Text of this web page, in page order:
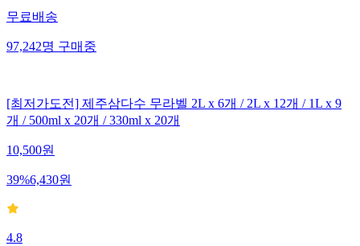
무료배송
97,242명 구매중
[최저가도전] 제주삼다수 무라벨 2L x 6개 / 2L x 12개 / 1L x 9
개 / 500ml x 20개 / 330ml x 20개
10,500원
39%6,430원
4.8